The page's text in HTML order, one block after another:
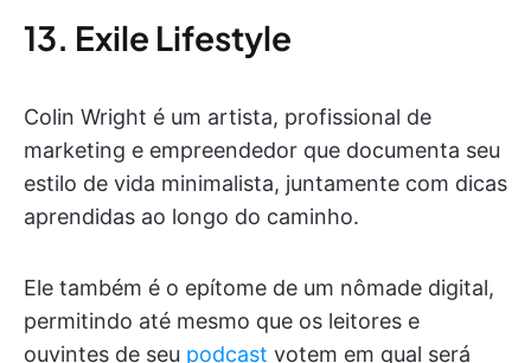
13. Exile Lifestyle
Colin Wright é um artista, profissional de
marketing e empreendedor que documenta seu
estilo de vida minimalista, juntamente com dicas
aprendidas ao longo do caminho.
Ele também é o epítome de um nômade digital,
permitindo até mesmo que os leitores e
ouvintes de seu podcast votem em qual será